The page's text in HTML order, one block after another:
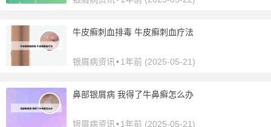
牛皮癣刺血排毒 牛皮癣刺血疗法
银屑病资讯 •1年前 (2025-05-21)
鼻部银屑病 我得了牛鼻癣怎么办
银屑病资讯 •1年前 (2025-05-21)